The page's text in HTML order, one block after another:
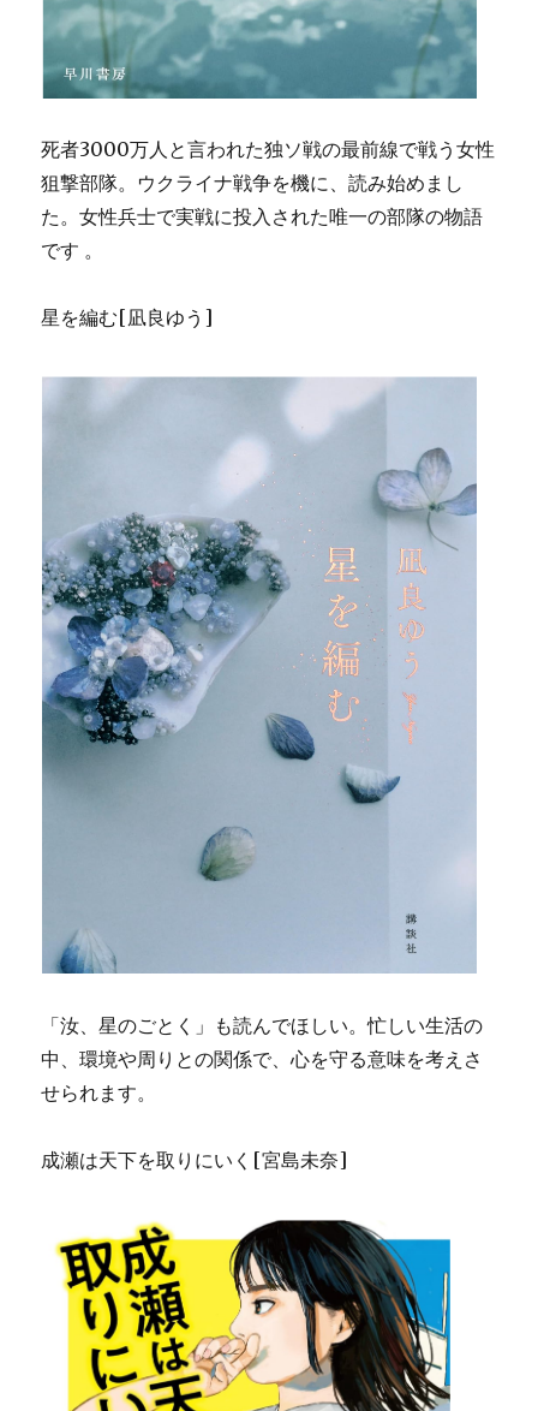
死者3000万人と言われた独ソ戦の最前線で戦う女性
狙撃部隊。ウクライナ戦争を機に、読み始めまし
た。女性兵士で実戦に投入された唯一の部隊の物語
です 。
星を編む[凪良ゆう]
「汝、星のごとく」も読んでほしい。忙しい生活の
中、環境や周りとの関係で、心を守る意味を考えさ
せられます。
成瀬は天下を取りにいく[宮島未奈]